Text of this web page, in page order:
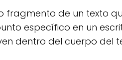
fragmento de un texto
específico en un
dentro del cuerpo del